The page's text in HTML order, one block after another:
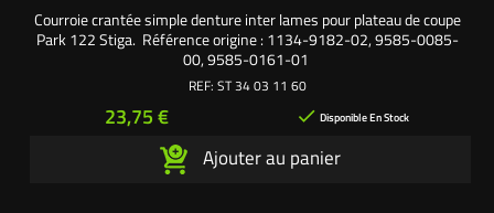
Courroie crantée simple denture inter lames pour plateau de coupe
Park 122 Stiga. Référence origine : 1134-9182-02, 9585-0085-
00, 9585-0161-01
REF: ST 34 03 11 60
Prix
23,75 €  Disponible En Stock
Ajouter au panier